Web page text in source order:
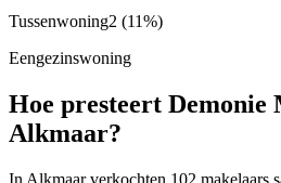
Tussenwoning2 (11%)
Eengezinswoning
Hoe presteert
Alkmaar?